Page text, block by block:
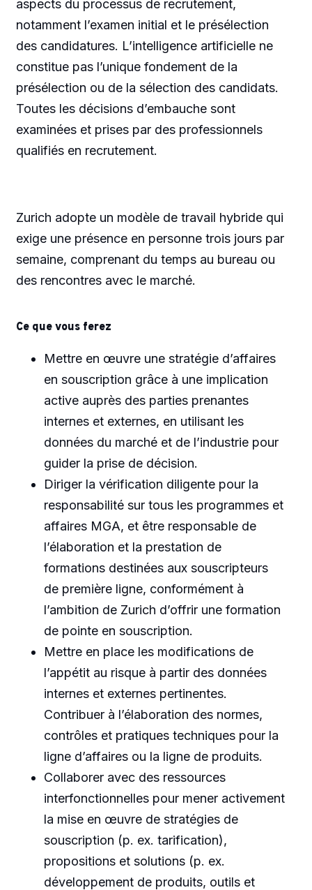
aspects du processus de recrutement,
notamment l’examen initial et le présélection
des candidatures. L’intelligence artificielle ne
constitue pas l’unique fondement de la
présélection ou de la sélection des candidats.
Toutes les décisions d’embauche sont
examinées et prises par des professionnels
qualifiés en recrutement.
Zurich adopte un modèle de travail hybride qui
exige une présence en personne trois jours par
semaine, comprenant du temps au bureau ou
des rencontres avec le marché.
Ce que vous ferez
Mettre en œuvre une stratégie d’affaires
en souscription grâce à une implication
active auprès des parties prenantes
internes et externes, en utilisant les
données du marché et de l’industrie pour
guider la prise de décision.
Diriger la vérification diligente pour la
responsabilité sur tous les programmes et
affaires MGA, et être responsable de
l’élaboration et la prestation de
formations destinées aux souscripteurs
de première ligne, conformément à
l’ambition de Zurich d’offrir une formation
de pointe en souscription.
Mettre en place les modifications de
l’appétit au risque à partir des données
internes et externes pertinentes.
Contribuer à l’élaboration des normes,
contrôles et pratiques techniques pour la
ligne d’affaires ou la ligne de produits.
Collaborer avec des ressources
interfonctionnelles pour mener activement
la mise en œuvre de stratégies de
souscription (p. ex. tarification),
propositions et solutions (p. ex.
développement de produits, outils et